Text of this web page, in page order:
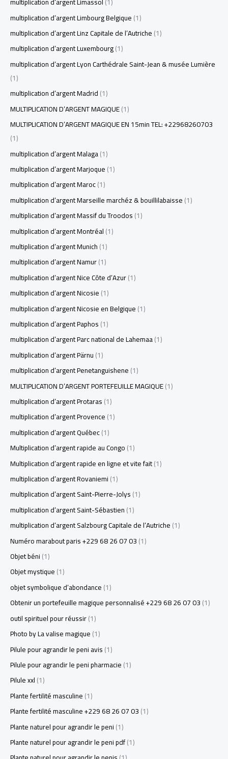
multiplication d’argent Limbourg Belgique(1)
multiplication d’argent Linz Capitale de l’Autriche(1)
multiplication d’argent Luxembourg(1)
multiplication d’argent Lyon Carthédrale Saint-Jean & musée Lumière
(1)
multiplication d’argent Madrid(1)
MULTIPLICATION D’ARGENT MAGIQUE(1)
MULTIPLICATION D’ARGENT MAGIQUE EN 15min TEL: +22968260703
(1)
multiplication d’argent Malaga(1)
multiplication d’argent Marjoque(1)
multiplication d’argent Maroc(1)
multiplication d’argent Marseille marchéz & bouillilabaisse(1)
multiplication d’argent Massif du Troodos(1)
multiplication d’argent Montréal(1)
multiplication d’argent Munich(1)
multiplication d’argent Namur(1)
multiplication d’argent Nice Côte d’Azur(1)
multiplication d’argent Nicosie(1)
multiplication d’argent Nicosie en Belgique(1)
multiplication d’argent Paphos(1)
multiplication d’argent Parc national de Lahemaa(1)
multiplication d’argent Pärnu(1)
multiplication d’argent Penetanguishene(1)
MULTIPLICATION D’ARGENT PORTEFEUILLE MAGIQUE(1)
multiplication d’argent Protaras(1)
multiplication d’argent Provence(1)
multiplication d’argent Québec(1)
Multiplication d’argent rapide au Congo(1)
Multiplication d’argent rapide en ligne et vite fait(1)
multiplication d’argent Rovaniemi(1)
multiplication d’argent Saint-Pierre-Jolys(1)
multiplication d’argent Saint-Sébastien(1)
multiplication d’argent Salzbourg Capitale de l’Autriche(1)
Numéro marabout paris +229 68 26 07 03(1)
Objet béni(1)
Objet mystique(1)
objet symbolique d’abondance(1)
Obtenir un portefeuille magique personnalisé +229 68 26 07 03(1)
outil spirituel pour réussir(1)
Photo by La valise magique(1)
Pilule pour agrandir le peni avis(1)
Pilule pour agrandir le peni pharmacie(1)
Pilule xxl(1)
Plante fertilité masculine(1)
Plante fertilité masculine +229 68 26 07 03(1)
Plante naturel pour agrandir le peni(1)
Plante naturel pour agrandir le peni pdf(1)